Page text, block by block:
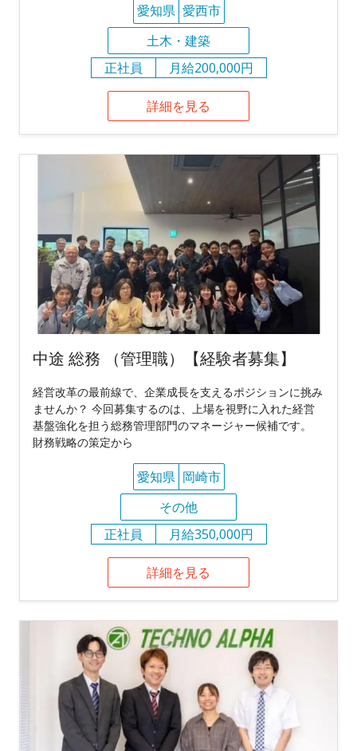
愛知県 愛西市
土木・建築
正社員
月給200,000円
詳細を見る
中途 総務 （管理職）【経験者募集】
経営改革の最前線で、企業成長を支えるポジションに挑み
ませんか？ 今回募集するのは、上場を視野に入れた経営
基盤強化を担う総務管理部門のマネージャー候補です。
財務戦略の策定から
愛知県 岡崎市
その他
正社員
月給350,000円
詳細を見る